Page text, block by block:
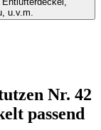
u.v.m.
Nr. 42
passend